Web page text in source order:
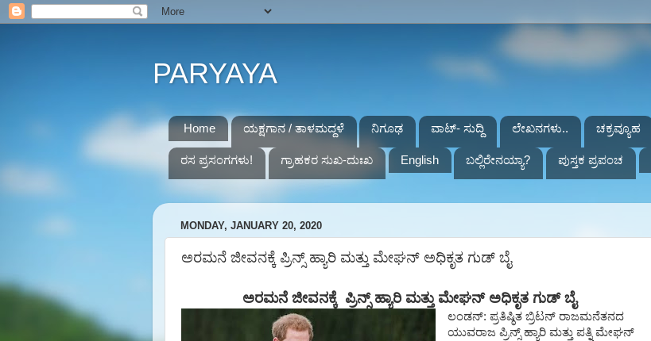
PARYAYA
Home ಯಕ್ಷಗಾನ / ತಾಳಮದ್ದಳೆ ನಿಗೂಢ ವಾಟ್- ಸುದ್ದಿ ಲೇಖನಗಳು.. ಚಕ್ರವ್ಯೂಹ
ರಸ ಪ್ರಸಂಗಗಳು! ಗ್ರಾಹಕರ ಸುಖ-ದುಃಖ English ಬಲ್ಲಿರೇನಯ್ಯಾ? ಪುಸ್ತಕ ಪ್ರಪಂಚ
MONDAY, JANUARY 20, 2020
ಅರಮನೆ ಜೀವನಕ್ಕೆ ಪ್ರಿನ್ಸ್ ಹ್ಯಾರಿ ಮತ್ತು ಮೇಘನ್ ಅಧಿಕೃತ ಗುಡ್ ಬೈ
ಅರಮನೆ ಜೀವನಕ್ಕೆ ಪ್ರಿನ್ಸ್ ಹ್ಯಾರಿ ಮತ್ತು ಮೇಘನ್ ಅಧಿಕೃತ ಗುಡ್ ಬೈ
ಲಂಡನ್: ಪ್ರತಿಷ್ಠಿತ ಬ್ರಿಟನ್ ರಾಜಮನೆತನದ
ಯುವರಾಜ ಪ್ರಿನ್ಸ್ ಹ್ಯಾರಿ ಮತ್ತು ಪತ್ನಿ ಮೇಘನ್